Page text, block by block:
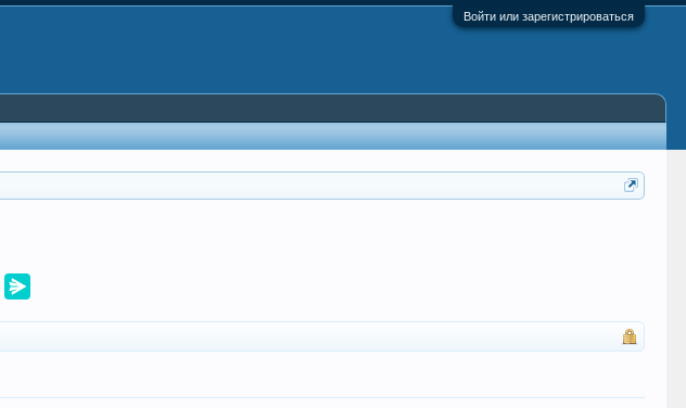
Войти или зарегистрироваться